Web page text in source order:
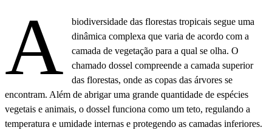
A
biodiversidade das florestas tropicais segue uma
dinâmica complexa que varia de acordo com a
camada de vegetação para a qual se olha. O
chamado dossel compreende a camada superior
das florestas, onde as copas das árvores se
encontram. Além de abrigar uma grande quantidade de espécies
vegetais e animais, o dossel funciona como um teto, regulando a
temperatura e umidade internas e protegendo as camadas inferiores.